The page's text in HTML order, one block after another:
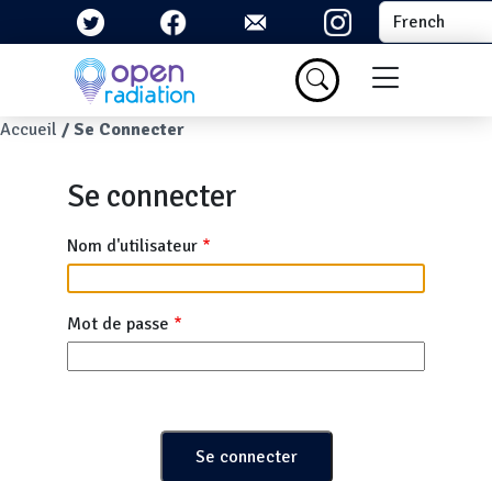
Aller au contenu principal Select your
Menu du
Fil d'Ariane
Accueil Se Connecter
Se connecter
Nom d'utilisateur
Mot de passe